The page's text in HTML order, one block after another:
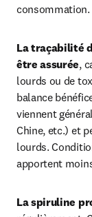
consommation.
La traçabilité
être assurée,
lourds ou de
balance
viennent
Chine, etc.) et
lourds.
apportent
La spiruline